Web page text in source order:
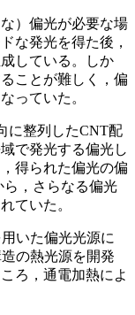
）偏光が必要な場
な発光を得た後，
している。しか
ことが難しく，偏
っていた。
に整列したCNT配
で発光する偏光し
得られた偏光の偏
ら，さらなる偏光
ていた。
いた偏光光源に
の熱光源を開発
ろ，通電加熱によ